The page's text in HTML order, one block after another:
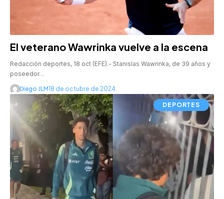
El veterano Wawrinka vuelve a la escena
Redacción deportes, 18 oct (EFE).- Stanislas Wawrinka, de 39 años y
poseedor…
Diego JLM18 de octubre de 2024
DEPORTES